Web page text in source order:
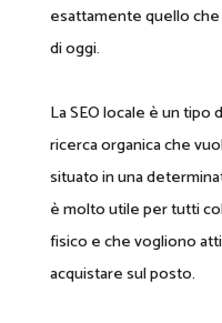
esattamente quello
di oggi.
La SEO locale è un
ricerca organica che
situato in una
è molto utile per tutti
fisico e che vogliono
acquistare sul posto.